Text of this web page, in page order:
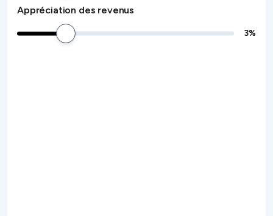
Appréciation des revenus
3%